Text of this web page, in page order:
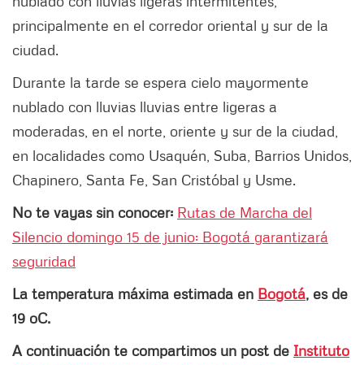
principalmente en el corredor oriental y sur de la
ciudad.
Durante la tarde se espera cielo mayormente
nublado con lluvias lluvias entre ligeras a
moderadas, en el norte, oriente y sur de la ciudad,
en localidades como Usaquén, Suba, Barrios Unidos,
Chapinero, Santa Fe, San Cristóbal y Usme.
No te vayas sin conocer: Rutas de Marcha del
Silencio domingo 15 de junio: Bogotá garantizará
seguridad
La temperatura máxima estimada en Bogotá, es de
19 oC.
A continuación te compartimos un post de Instituto